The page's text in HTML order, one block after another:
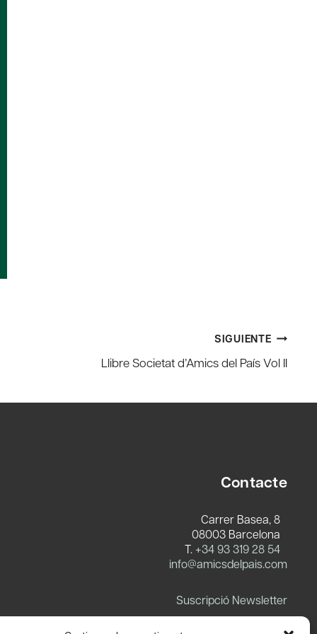
SIGUIENTE
Llibre Societat d’Amics del País Vol II
Contacte
Carrer Basea, 8
08003 Barcelona
T. +34 93 319 28 54
info@amicsdelpais.com
Suscripció Newsletter